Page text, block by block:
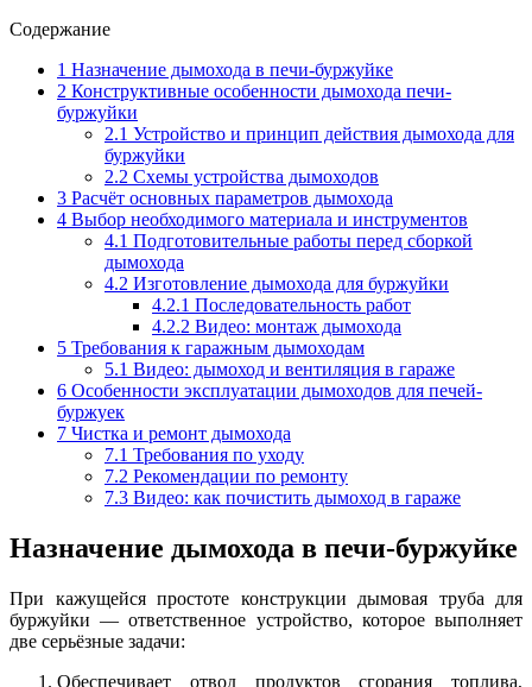
Содержание
1 Назначение дымохода в печи-буржуйке
2 Конструктивные особенности дымохода печи-
буржуйки
2.1 Устройство и принцип действия дымохода для
буржуйки
2.2 Схемы устройства дымоходов
3 Расчёт основных параметров дымохода
4 Выбор необходимого материала и инструментов
4.1 Подготовительные работы перед сборкой
дымохода
4.2 Изготовление дымохода для буржуйки
4.2.1 Последовательность работ
4.2.2 Видео: монтаж дымохода
5 Требования к гаражным дымоходам
5.1 Видео: дымоход и вентиляция в гараже
6 Особенности эксплуатации дымоходов для печей-
буржуек
7 Чистка и ремонт дымохода
7.1 Требования по уходу
7.2 Рекомендации по ремонту
7.3 Видео: как почистить дымоход в гараже
Назначение дымохода в печи-буржуйке
При кажущейся простоте конструкции дымовая труба для
буржуйки — ответственное устройство, которое выполняет
две серьёзные задачи:
Обеспечивает отвод продуктов сгорания топлива,